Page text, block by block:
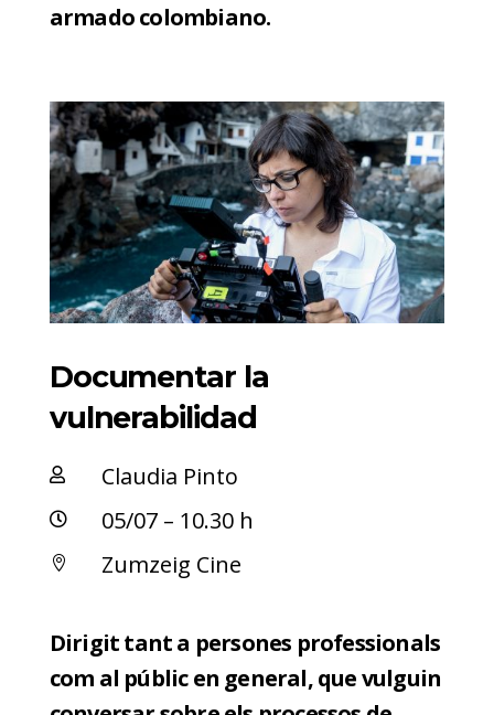
armado colombiano.
Documentar la
vulnerabilidad
 Claudia Pinto
 05/07 – 10.30 h
 Zumzeig Cine
Dirigit tant a persones professionals
com al públic en general, que vulguin